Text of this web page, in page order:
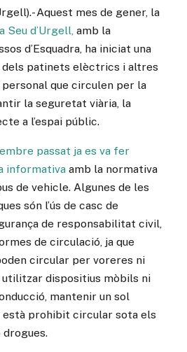
Aquest mes de gener, la
Seu d’Urgell, amb la
d’Esquadra, ha iniciat una
dels patinets elèctrics i altres
que circulen per la
la seguretat viària, la
a l’espai públic.
passat ja es va fer
informativa amb la normativa
de vehicle. Algunes de les
són l’ús de casc de
de responsabilitat civil,
de circulació, ja que
circular per voreres ni
utilitzar dispositius mòbils ni
mantenir un sol
prohibit circular sota els
drogues.